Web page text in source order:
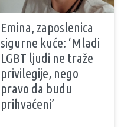
Emina, zaposlenica
sigurne kuće: ‘Mladi
LGBT ljudi ne traže
privilegije, nego
pravo da budu
prihvaćeni’